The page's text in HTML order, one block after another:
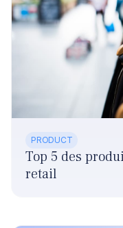
PRODUCT
Top 5 des
retail